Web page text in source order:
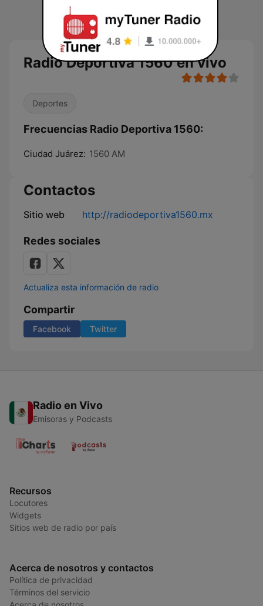
Radio Deportiva 1560 en vivo
Deportes
Frecuencias Radio Deportiva 1560:
Ciudad Juárez: 1560 AM
Contactos
Sitio web http://radiodeportiva1560.mx
Redes sociales
Actualiza esta información de radio
Compartir
Facebook Twitter
Radio en Vivo
Emisoras y Podcasts
Recursos
Locutores
Widgets
Sitios web de radio por país
Acerca de nosotros y contactos
Política de privacidad
Términos del servicio